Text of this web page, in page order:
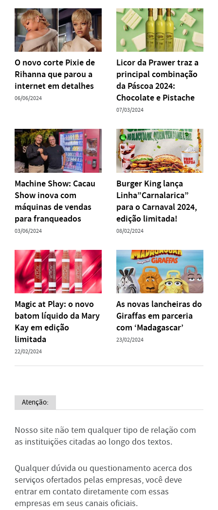
O novo corte Pixie de
Rihanna que parou a
internet em detalhes
06/06/2024
Licor da Prawer traz a
principal combinação
da Páscoa 2024:
Chocolate e Pistache
07/03/2024
Machine Show: Cacau
Show inova com
máquinas de vendas
para franqueados
03/06/2024
Burger King lança
Linha”Carnalarica”
para o Carnaval 2024,
edição limitada!
08/02/2024
Magic at Play: o novo
batom líquido da Mary
Kay em edição
limitada
22/02/2024
As novas lancheiras do
Giraffas em parceria
com ‘Madagascar’
23/02/2024
Atenção:
Nosso site não tem qualquer tipo de relação com
as instituições citadas ao longo dos textos.
Qualquer dúvida ou questionamento acerca dos
serviços ofertados pelas empresas, você deve
entrar em contato diretamente com essas
empresas em seus canais oficiais.